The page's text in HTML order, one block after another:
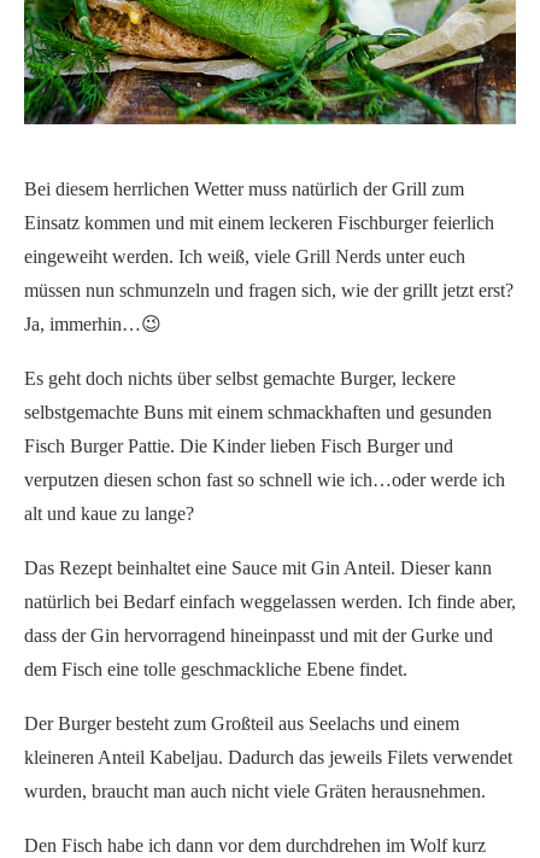
Bei diesem herrlichen Wetter muss natürlich der Grill zum
Einsatz kommen und mit einem leckeren Fischburger feierlich
eingeweiht werden. Ich weiß, viele Grill Nerds unter euch
müssen nun schmunzeln und fragen sich, wie der grillt jetzt erst?
Ja, immerhin…😉
Es geht doch nichts über selbst gemachte Burger, leckere
selbstgemachte Buns mit einem schmackhaften und gesunden
Fisch Burger Pattie. Die Kinder lieben Fisch Burger und
verputzen diesen schon fast so schnell wie ich…oder werde ich
alt und kaue zu lange?
Das Rezept beinhaltet eine Sauce mit Gin Anteil. Dieser kann
natürlich bei Bedarf einfach weggelassen werden. Ich finde aber,
dass der Gin hervorragend hineinpasst und mit der Gurke und
dem Fisch eine tolle geschmackliche Ebene findet.
Der Burger besteht zum Großteil aus Seelachs und einem
kleineren Anteil Kabeljau. Dadurch das jeweils Filets verwendet
wurden, braucht man auch nicht viele Gräten herausnehmen.
Den Fisch habe ich dann vor dem durchdrehen im Wolf kurz